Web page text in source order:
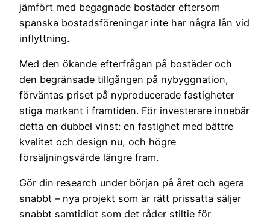
jämfört med begagnade bostäder eftersom
spanska bostadsföreningar inte har några lån vid
inflyttning.
Med den ökande efterfrågan på bostäder och
den begränsade tillgången på nybyggnation,
förväntas priset på nyproducerade fastigheter
stiga markant i framtiden. För investerare innebär
detta en dubbel vinst: en fastighet med bättre
kvalitet och design nu, och högre
försäljningsvärde längre fram.
Gör din research under början på året och agera
snabbt – nya projekt som är rätt prissatta säljer
snabbt samtidigt som det råder stiltje för